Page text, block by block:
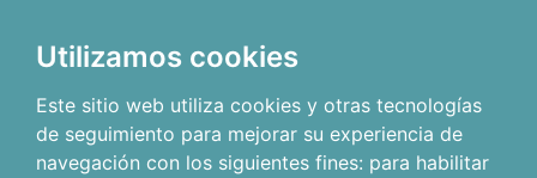
Utilizamos cookies
Este sitio web utiliza cookies y otras tecnologías
de seguimiento para mejorar su experiencia de
navegación con los siguientes fines: para habilitar